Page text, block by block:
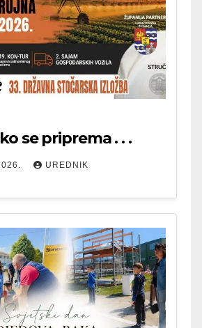
se priprema . . .
UREDNIK